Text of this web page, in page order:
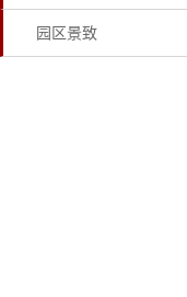
园区景致